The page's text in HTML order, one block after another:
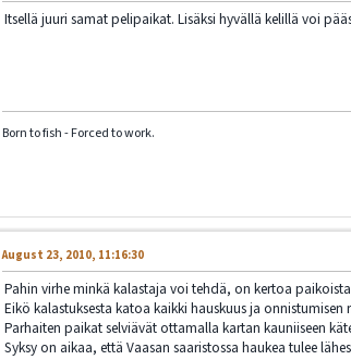
Itsellä juuri samat pelipaikat. Lisäksi hyvällä kelillä voi
Born to fish - Forced to work.
August 23, 2010, 11:16:30
Pahin virhe minkä kalastaja voi tehdä, on kertoa
Eikö kalastuksesta katoa kaikki hauskuus ja
Parhaiten paikat selviävät ottamalla kartan kauniiseen
Syksy on aikaa, että Vaasan saaristossa haukea tulee